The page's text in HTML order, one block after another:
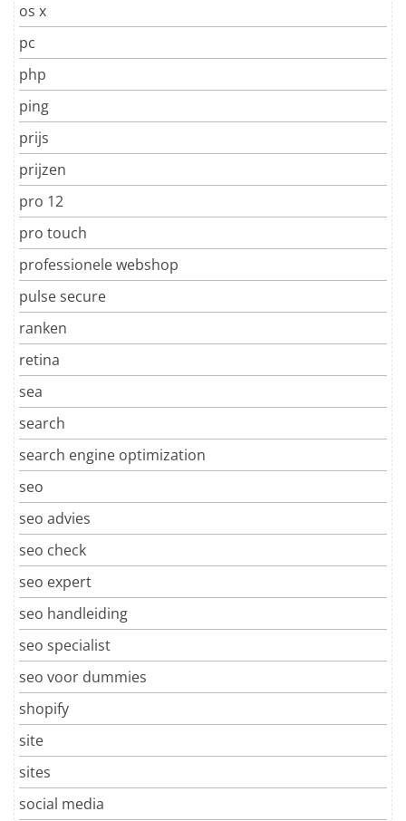
os x
pc
php
ping
prijs
prijzen
pro 12
pro touch
professionele webshop
pulse secure
ranken
retina
sea
search
search engine optimization
seo
seo advies
seo check
seo expert
seo handleiding
seo specialist
seo voor dummies
shopify
site
sites
social media